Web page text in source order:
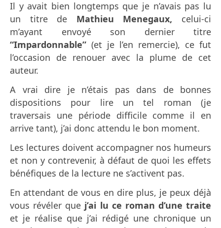
Il y avait bien longtemps que je n’avais pas lu
un titre de Mathieu Menegaux, celui-ci
m’ayant envoyé son dernier titre
“Impardonnable” (et je l’en remercie), ce fut
l’occasion de renouer avec la plume de cet
auteur.
A vrai dire je n’étais pas dans de bonnes
dispositions pour lire un tel roman (je
traversais une période difficile comme il en
arrive tant), j’ai donc attendu le bon moment.
Les lectures doivent accompagner nos humeurs
et non y contrevenir, à défaut de quoi les effets
bénéfiques de la lecture ne s’activent pas.
En attendant de vous en dire plus, je peux déjà
vous révéler que j’ai lu ce roman d’une traite
et je réalise que j’ai rédigé une chronique un